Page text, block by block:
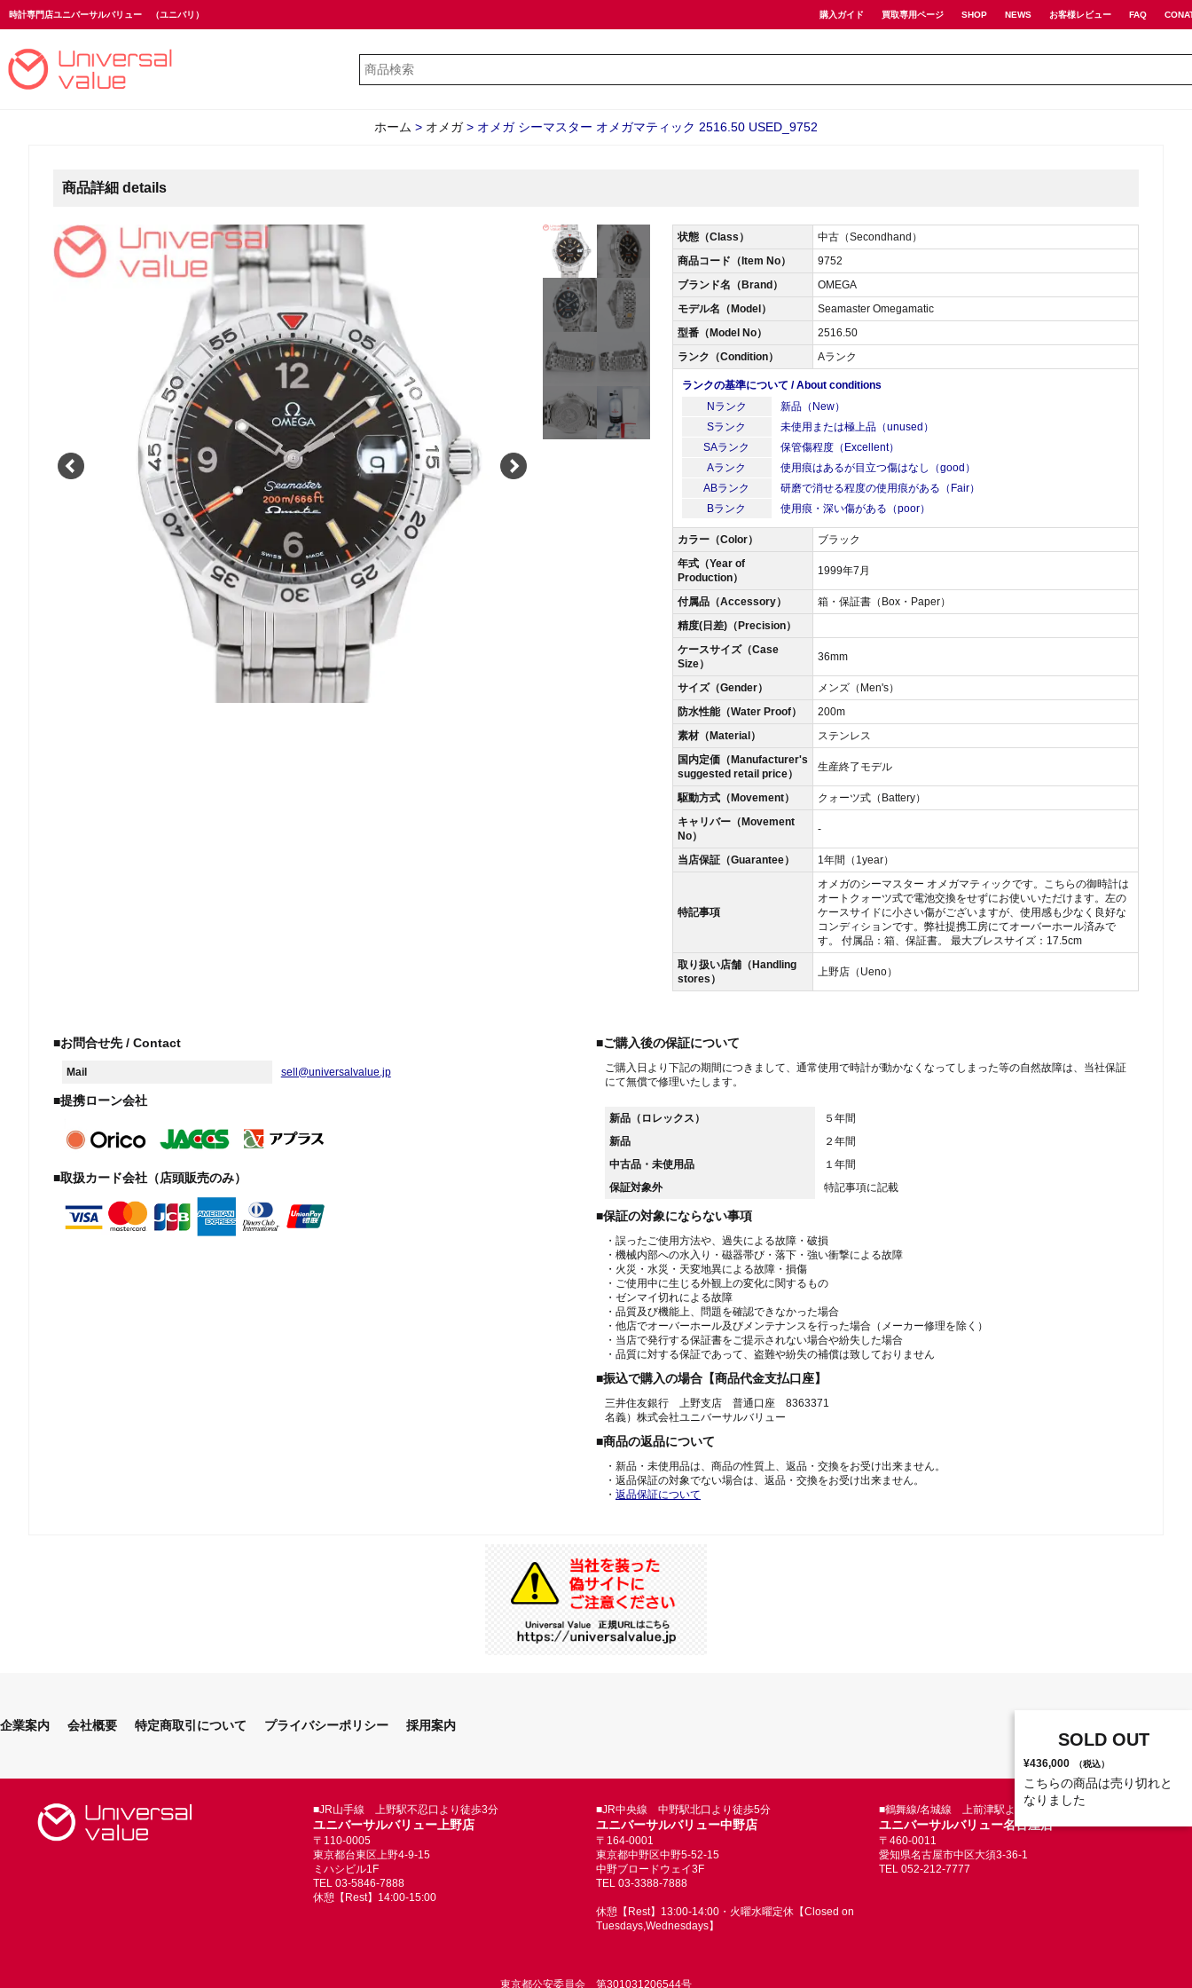
時計専門店ユニバーサルバリュー （ユニバリ） 購入ガイド 買取専用ページ SHOP NEWS お客様レビュー FAQ
ホーム > オメガ> オメガ シーマスター オメガマティック 2516.50 USED_9752
商品詳細 details
SOLD OUT
¥436,000 （税込）
こちらの商品は売り切れと
なりました
状態（Class）
中古（Secondhand）
商品コード（Item No）
9752
ブランド名（Brand）
OMEGA
モデル名（Model）
Seamaster Omegamatic
型番（Model No）
2516.50
ランク（Condition）
Aランク
ランクの基準について / About conditions
Nランク
新品（New）
Sランク
未使用または極上品（unused）
SAランク
保管傷程度（Excellent）
Aランク
使用痕はあるが目立つ傷はなし（good）
ABランク
研磨で消せる程度の使用痕がある（Fair）
Bランク
使用痕・深い傷がある（poor）
カラー（Color）
ブラック
年式（Year of
Production）
1999年7月
付属品（Accessory）
箱・保証書（Box・Paper）
精度(日差)（Precision）
ケースサイズ（Case
Size）
36mm
サイズ（Gender）
メンズ（Men's）
防水性能（Water Proof）
200m
素材（Material）
ステンレス
国内定価（Manufacturer's
suggested retail price）
生産終了モデル
駆動方式（Movement）
クォーツ式（Battery）
キャリバー（Movement
No）
-
当店保証（Guarantee） 1年間（1year）
特記事項
オメガのシーマスター オメガマティックです。こちらの御時計は
オートクォーツ式で電池交換をせずにお使いいただけます。左の
ケースサイドに小さい傷がございますが、使用感も少なく良好な
コンディションです。弊社提携工房にてオーバーホール済みで
す。 付属品：箱、保証書。 最大ブレスサイズ：17.5cm
取り扱い店舗（Handling
stores）
上野店（Ueno）
■お問合せ先 / Contact
Mail sell@universalvalue.jp
■提携ローン会社
■取扱カード会社（店頭販売のみ）
■ご購入後の保証について
ご購入日より下記の期間につきまして、通常使用で時計が動かなくなってしまった等の自然故障は、当社保証
にて無償で修理いたします。
新品（ロレックス）
５年間
新品
２年間
中古品・未使用品
１年間
保証対象外
特記事項に記載
■保証の対象にならない事項
・誤ったご使用方法や、過失による故障・破損
・機械内部への水入り・磁器帯び・落下・強い衝撃による故障
・火災・水災・天変地異による故障・損傷
・ご使用中に生じる外観上の変化に関するもの
・ゼンマイ切れによる故障
・品質及び機能上、問題を確認できなかった場合
・他店でオーバーホール及びメンテナンスを行った場合（メーカー修理を除く）
・当店で発行する保証書をご提示されない場合や紛失した場合
・品質に対する保証であって、盗難や紛失の補償は致しておりません
■振込で購入の場合【商品代金支払口座】
三井住友銀行 上野支店 普通口座 8363371
名義）株式会社ユニバーサルバリュー
■商品の返品について
・新品・未使用品は、商品の性質上、返品・交換をお受け出来ません。
・返品保証の対象でない場合は、返品・交換をお受け出来ません。
・ 返品保証について
企業案内 会社概要 特定商取引について プライバシーポリシー 採用案内
■JR山手線 上野駅不忍口より徒歩3分
ユニバーサルバリュー上野店
〒110-0005
東京都台東区上野4-9-15
ミハシビル1F
TEL 03-5846-7888
休憩【Rest】14:00-15:00
■JR中央線 中野駅北口より徒歩5分
ユニバーサルバリュー中野店
〒164-0001
東京都中野区中野5-52-15
中野ブロードウェイ3F
TEL 03-3388-7888
休憩【Rest】13:00-14:00・火曜水曜定休【Closed on
Tuesdays,Wednesdays】
■鶴舞線/名城線 上前津駅より徒歩5分
ユニバーサルバリュー名古屋店
〒460-0011
愛知県名古屋市中区大須3-36-1
TEL 052-212-7777
東京都公安委員会 第301031206544号